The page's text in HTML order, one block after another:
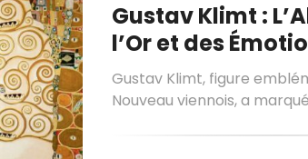
Gustav Klimt :
l’Or et des
Gustav Klimt, figure
Nouveau viennois, a marqué